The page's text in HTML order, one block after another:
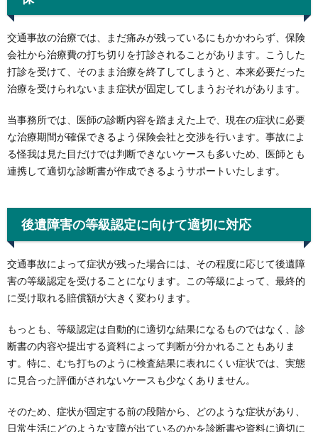
交通事故の治療では、まだ痛みが残っているにもかかわらず、保険
会社から治療費の打ち切りを打診されることがあります。こうした
打診を受けて、そのまま治療を終了してしまうと、本来必要だった
治療を受けられないまま症状が固定してしまうおそれがあります。
当事務所では、医師の診断内容を踏まえた上で、現在の症状に必要
な治療期間が確保できるよう保険会社と交渉を行います。事故によ
る怪我は見た目だけでは判断できないケースも多いため、医師とも
連携して適切な診断書が作成できるようサポートいたします。
後遺障害の等級認定に向けて適切に対応
交通事故によって症状が残った場合には、その程度に応じて後遺障
害の等級認定を受けることになります。この等級によって、最終的
に受け取れる賠償額が大きく変わります。
もっとも、等級認定は自動的に適切な結果になるものではなく、診
断書の内容や提出する資料によって判断が分かれることもありま
す。特に、むち打ちのように検査結果に表れにくい症状では、実態
に見合った評価がされないケースも少なくありません。
そのため、症状が固定する前の段階から、どのような症状があり、
日常生活にどのような支障が出ているのかを診断書や資料に適切に